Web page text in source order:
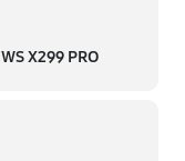
WS X299 PRO